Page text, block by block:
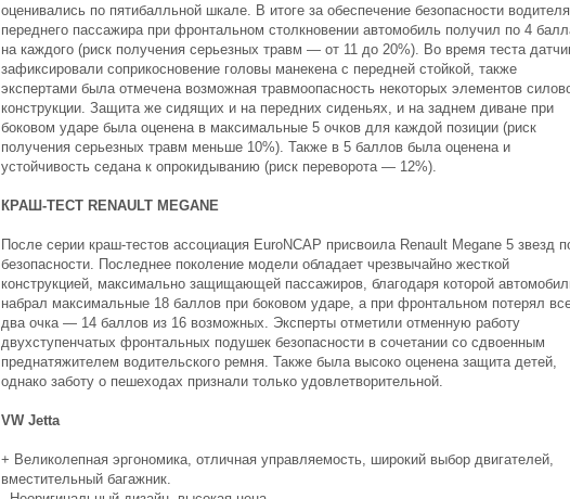
оценивались по пятибалльной шкале. В итоге за обеспечение безопасности
переднего пассажира при фронтальном столкновении автомобиль получил по 4
на каждого (риск получения серьезных травм — от 11 до 20%). Во время теста
зафиксировали соприкосновение головы манекена с передней стойкой, также
экспертами была отмечена возможная травмоопасность некоторых элементов
конструкции. Защита же сидящих и на передних сиденьях, и на заднем диване при
боковом ударе была оценена в максимальные 5 очков для каждой позиции (риск
получения серьезных травм меньше 10%). Также в 5 баллов была оценена и
устойчивость седана к опрокидыванию (риск переворота — 12%).
КРАШ-ТЕСТ RENAULT MEGANE
После серии краш-тестов ассоциация EuroNCAP присвоила Renault Megane 5 звезд
безопасности. Последнее поколение модели обладает чрезвычайно жесткой
конструкцией, максимально защищающей пассажиров, благодаря которой
набрал максимальные 18 баллов при боковом ударе, а при фронтальном потерял
два очка — 14 баллов из 16 возможных. Эксперты отметили отменную работу
двухступенчатых фронтальных подушек безопасности в сочетании со сдвоенным
преднатяжителем водительского ремня. Также была высоко оценена защита детей,
однако заботу о пешеходах признали только удовлетворительной.
VW Jetta
+ Великолепная эргономика, отличная управляемость, широкий выбор двигателей,
вместительный багажник.